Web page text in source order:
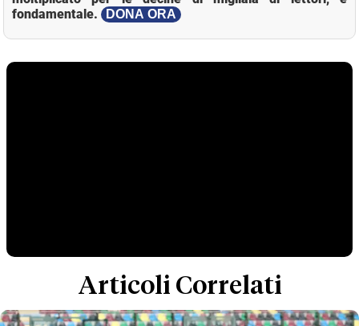
fondamentale.
DONA ORA
Articoli Correlati